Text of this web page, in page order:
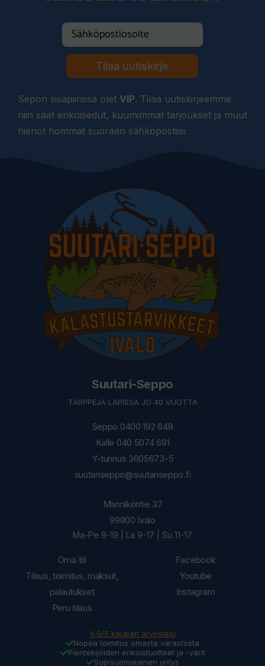
Tilaa uutiskirje
Sepon sisäpiirissä olet VIP. Tilaa uutiskirjeemme
niin saat erikoisedut, kuumimmat tarjoukset ja muut
hienot hommat suoraan sähköpostiisi.
Suutari-Seppo
TÄRPPEJÄ LAPISSA JO 40 VUOTTA
Seppo 0400 192 648
Kalle 040 5074 691
Y-tunnus 3605673-5
suutariseppo@suutariseppo.fi
Oma tili
Tilaus, toimitus, maksut,
palautukset
Peru tilaus
Männiköntie 37
99800 Ivalo
Ma-Pe 9-19 | La 9-17 | Su 11-17
Facebook
Youtube
Instagram
4.9/5 kaupan arvostelu
Nopea toimitus omasta varastosta
Pientekijöiden erikoistuotteet ja -värit
Supisuomalainen yritys